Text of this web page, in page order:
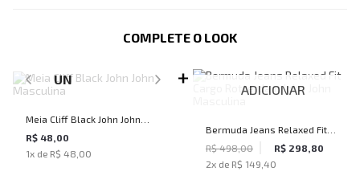
COMPLETE O LOOK
UN
Meia Cliff Black John John
Masculina
R$ 48,00
1x de R$ 48,00
ADICIONAR
Bermuda Jeans Relaxed Fit
Cargo Rotterdam John John
Masculina
R$ 498,00
R$ 298,80
2x de R$ 149,40